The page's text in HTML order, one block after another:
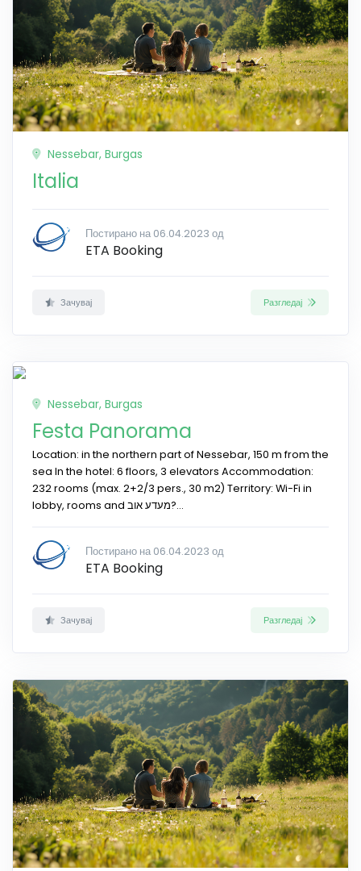
Nessebar, Burgas
Italia
Постирано на 06.04.2023 од
ETA Booking
Зачувај Разгледај
Nessebar, Burgas
Festa Panorama
Location: in the northern part of Nessebar, 150 m from the
sea In the hotel: 6 floors, 3 elevators Accommodation:
232 rooms (max. 2+2/3 pers., 30 m2) Territory: Wi-Fi in
lobby, rooms and מעדע אוב?...
Постирано на 06.04.2023 од
ETA Booking
Зачувај Разгледај